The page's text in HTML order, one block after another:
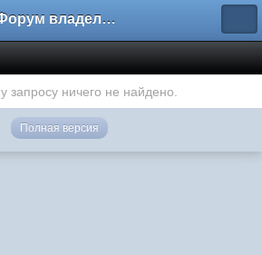
Форум владельцев интернет-магазинов
запросу ничего не найдено.
Полная версия